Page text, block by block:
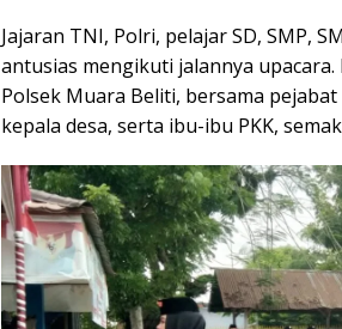
Jajaran TNI, Polri, pelajar SD, SMP,
antusias mengikuti jalannya upacara.
Polsek Muara Beliti, bersama
kepala desa, serta ibu-ibu PKK,